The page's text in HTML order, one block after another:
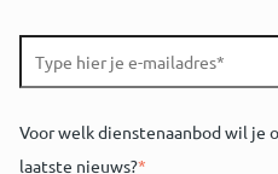
Voor welk dienstenaanbod wil je
laatste nieuws?*